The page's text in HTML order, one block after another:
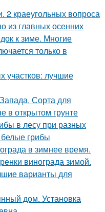
2 краеугольных вопроса
из главных осенних
к зиме. Многие
только в
участков: лучшие
Сорта для
открытом грунте
в лесу при разных
белые грибы
в зимнее время.
винограда зимой.
варианты для
дом. Установка